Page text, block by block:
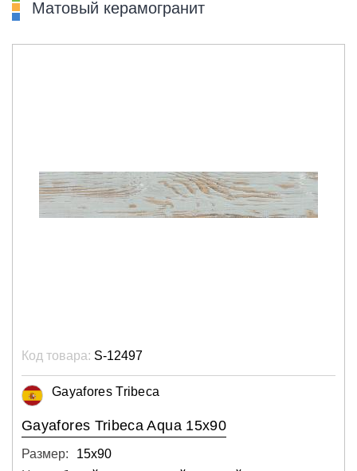
Матовый керамогранит
Код товара: S-12497
Gayafores Tribeca
Gayafores Tribeca Aqua 15x90
Размер:
15х90